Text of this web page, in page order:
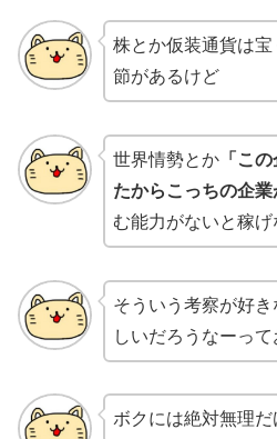
株とか仮装通貨は
節があるけど
世界情勢とか「この
たからこっちの企業
む能力がないと稼げ
そういう考察が好
しいだろうなーっ
ボクには絶対無理